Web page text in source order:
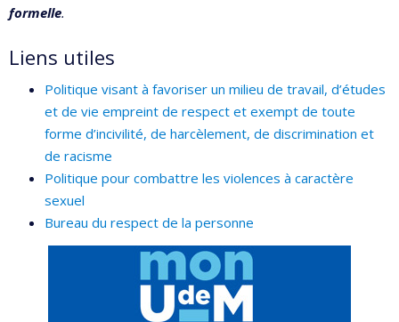
formelle.
Liens utiles
Politique visant à favoriser un milieu de travail, d’études
et de vie empreint de respect et exempt de toute
forme d’incivilité, de harcèlement, de discrimination et
de racisme
Politique pour combattre les violences à caractère
sexuel
Bureau du respect de la personne